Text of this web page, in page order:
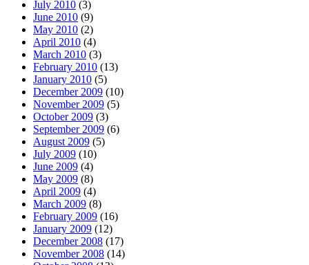
July 2010 (3)
June 2010 (9)
May 2010 (2)
April 2010 (4)
March 2010 (3)
February 2010 (13)
January 2010 (5)
December 2009 (10)
November 2009 (5)
October 2009 (3)
September 2009 (6)
August 2009 (5)
July 2009 (10)
June 2009 (4)
May 2009 (8)
April 2009 (4)
March 2009 (8)
February 2009 (16)
January 2009 (12)
December 2008 (17)
November 2008 (14)